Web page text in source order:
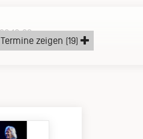
zeigen (19)